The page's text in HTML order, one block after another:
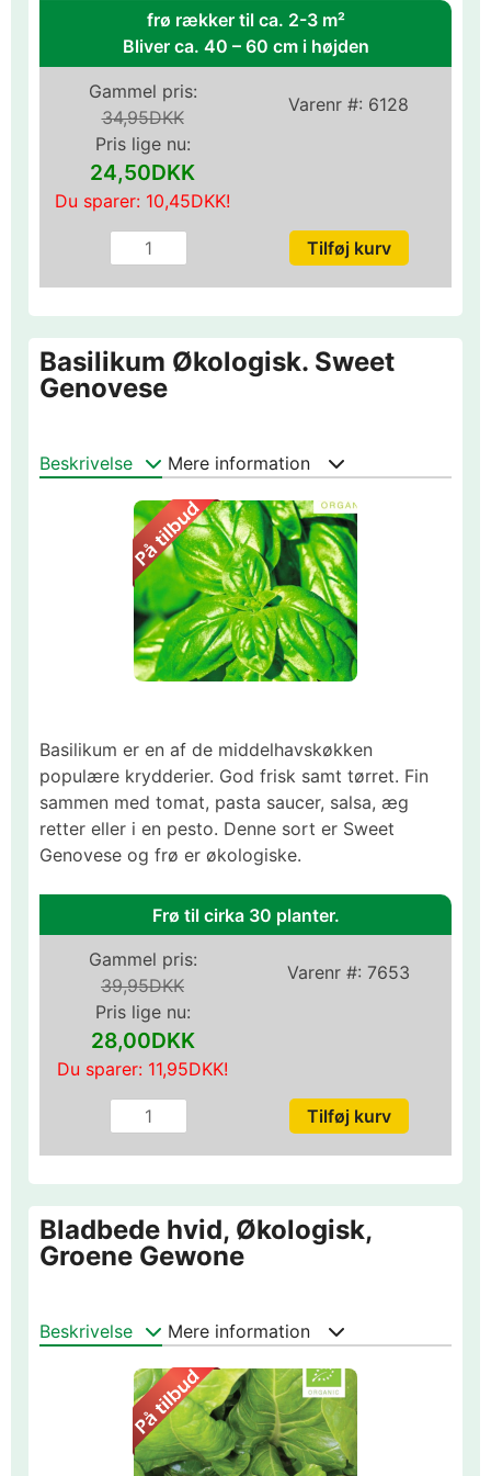
frø rækker til ca. 2-3 m²
Bliver ca. 40 – 60 cm i højden
Varenr #: 6128
Gammel pris:
34,95DKK
Pris lige nu:
24,50DKK
Du sparer: 10,45DKK!
Basilikum Økologisk. Sweet
Genovese
Beskrivelse Mere information
Basilikum er en af de middelhavskøkken
populære krydderier. God frisk samt tørret. Fin
sammen med tomat, pasta saucer, salsa, æg
retter eller i en pesto. Denne sort er Sweet
Genovese og frø er økologiske.
Frø til cirka 30 planter.
Varenr #: 7653
Gammel pris:
39,95DKK
Pris lige nu:
28,00DKK
Du sparer: 11,95DKK!
Bladbede hvid, Økologisk,
Groene Gewone
Beskrivelse Mere information